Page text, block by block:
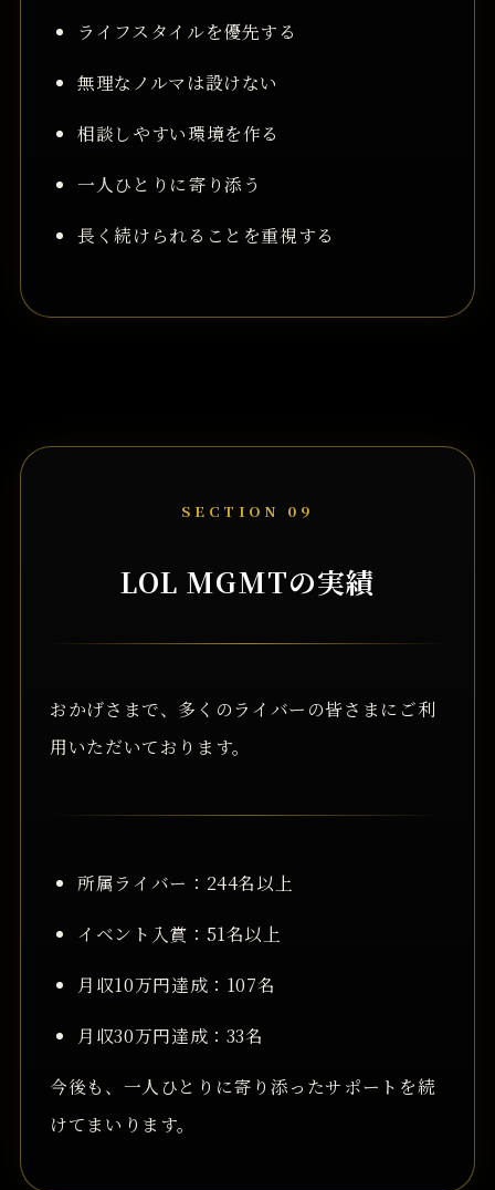
ライフスタイルを優先する
無理なノルマは設けない
相談しやすい環境を作る
一人ひとりに寄り添う
長く続けられることを重視する
SECTION 09
LOL MGMTの実績
おかげさまで、多くのライバーの皆さまにご利
用いただいております。
所属ライバー：244名以上
イベント入賞：51名以上
月収10万円達成：107名
月収30万円達成：33名
今後も、一人ひとりに寄り添ったサポートを続
けてまいります。